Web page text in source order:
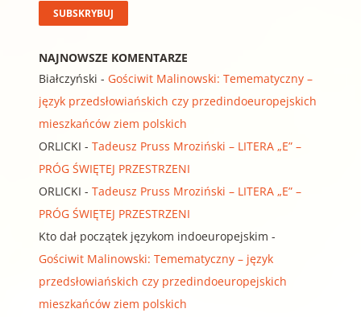
NAJNOWSZE KOMENTARZE
Białczyński - Gościwit Malinowski: Temematyczny –
język przedsłowiańskich czy przedindoeuropejskich
mieszkańców ziem polskich
ORLICKI - Tadeusz Pruss Mroziński – LITERA „E” –
PRÓG ŚWIĘTEJ PRZESTRZENI
ORLICKI - Tadeusz Pruss Mroziński – LITERA „E” –
PRÓG ŚWIĘTEJ PRZESTRZENI
Kto dał początek językom indoeuropejskim -
Gościwit Malinowski: Temematyczny – język
przedsłowiańskich czy przedindoeuropejskich
mieszkańców ziem polskich